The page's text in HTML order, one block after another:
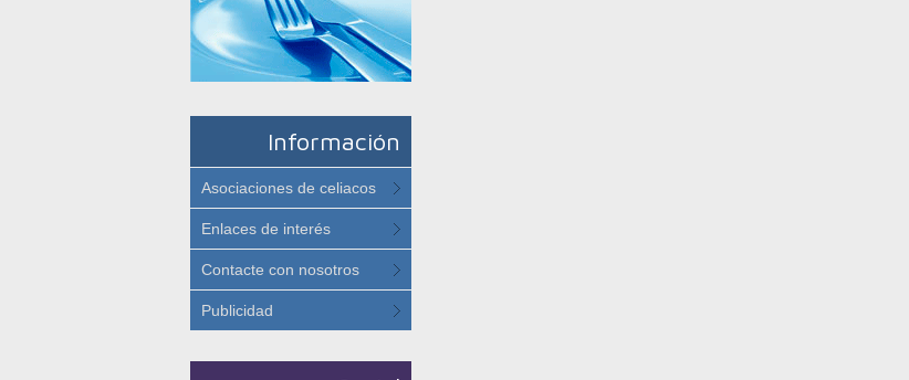
Información
Asociaciones de celiacos
Enlaces de interés
Contacte con nosotros
Publicidad